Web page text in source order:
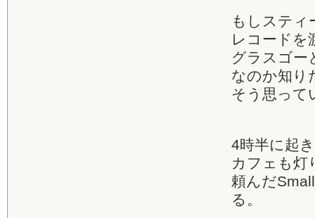
もしスティ
レコードを
グラスゴー
なのか知り
そう思って
4時半に起
カフェも灯
頼んだ
る。